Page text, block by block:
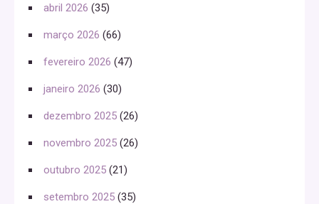
abril 2026 (35)
março 2026 (66)
fevereiro 2026 (47)
janeiro 2026 (30)
dezembro 2025 (26)
novembro 2025 (26)
outubro 2025 (21)
setembro 2025 (35)